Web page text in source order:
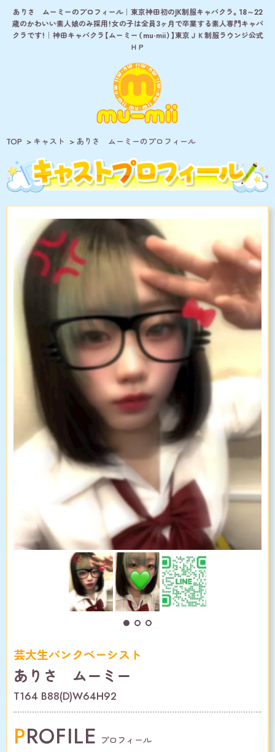
ありさ ムーミーのプロフィール｜東京神田初のJK制服キャバクラ。18～22
歳のかわいい素人娘のみ採用！女の子は全員3ヶ月で卒業する素人専門キャバ
クラです！｜神田キャバクラ【ムーミー（mu-mii）】東京ＪＫ制服ラウンジ公式
ＨＰ
TOP キャスト ありさ ムーミーのプロフィール
芸大生パンクベーシスト
ありさ ムーミー
T164 B88(D)W64H92
PROFILE プロフィール